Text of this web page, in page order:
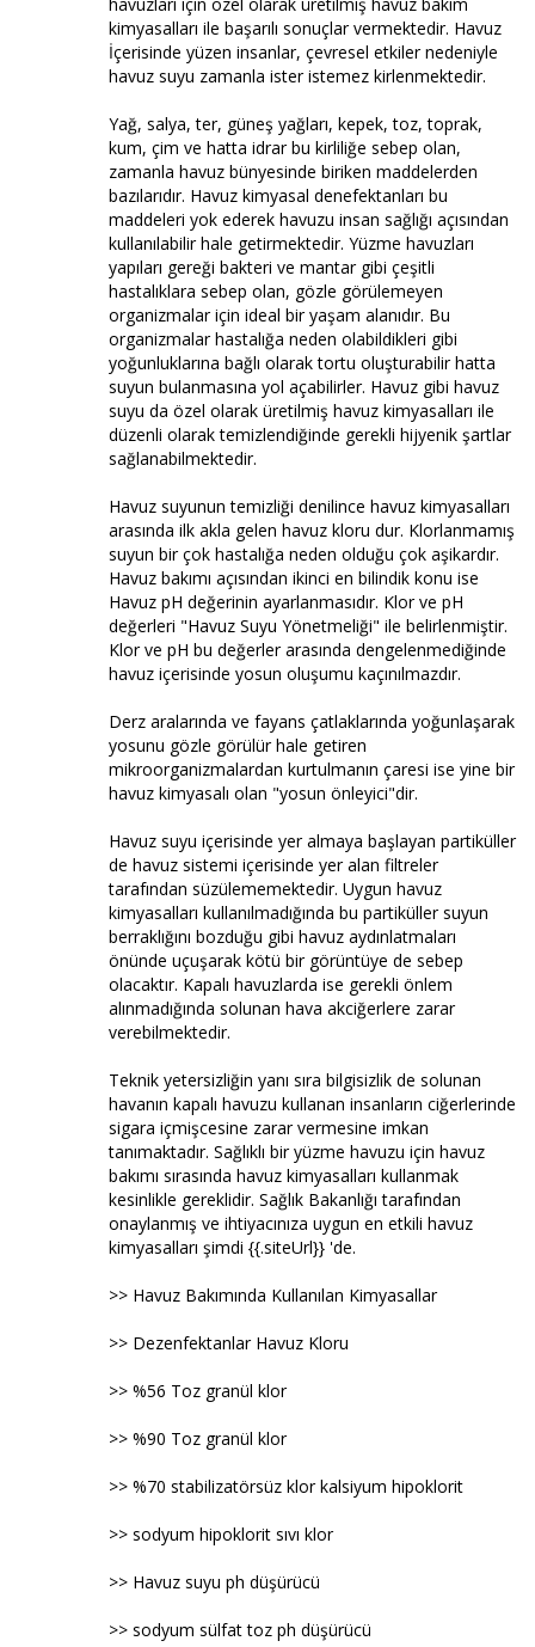
kimyasalları ile başarılı sonuçlar vermektedir. Havuz
İçerisinde yüzen insanlar, çevresel etkiler nedeniyle
havuz suyu zamanla ister istemez kirlenmektedir.
Yağ, salya, ter, güneş yağları, kepek, toz, toprak,
kum, çim ve hatta idrar bu kirliliğe sebep olan,
zamanla havuz bünyesinde biriken maddelerden
bazılarıdır. Havuz kimyasal denefektanları bu
maddeleri yok ederek havuzu insan sağlığı açısından
kullanılabilir hale getirmektedir. Yüzme havuzları
yapıları gereği bakteri ve mantar gibi çeşitli
hastalıklara sebep olan, gözle görülemeyen
organizmalar için ideal bir yaşam alanıdır. Bu
organizmalar hastalığa neden olabildikleri gibi
yoğunluklarına bağlı olarak tortu oluşturabilir hatta
suyun bulanmasına yol açabilirler. Havuz gibi havuz
suyu da özel olarak üretilmiş havuz kimyasalları ile
düzenli olarak temizlendiğinde gerekli hijyenik şartlar
sağlanabilmektedir.
Havuz suyunun temizliği denilince havuz kimyasalları
arasında ilk akla gelen havuz kloru dur. Klorlanmamış
suyun bir çok hastalığa neden olduğu çok aşikardır.
Havuz bakımı açısından ikinci en bilindik konu ise
Havuz pH değerinin ayarlanmasıdır. Klor ve pH
değerleri "Havuz Suyu Yönetmeliği" ile belirlenmiştir.
Klor ve pH bu değerler arasında dengelenmediğinde
havuz içerisinde yosun oluşumu kaçınılmazdır.
Derz aralarında ve fayans çatlaklarında yoğunlaşarak
yosunu gözle görülür hale getiren
mikroorganizmalardan kurtulmanın çaresi ise yine bir
havuz kimyasalı olan "yosun önleyici"dir.
Havuz suyu içerisinde yer almaya başlayan partiküller
de havuz sistemi içerisinde yer alan filtreler
tarafından süzülememektedir. Uygun havuz
kimyasalları kullanılmadığında bu partiküller suyun
berraklığını bozduğu gibi havuz aydınlatmaları
önünde uçuşarak kötü bir görüntüye de sebep
olacaktır. Kapalı havuzlarda ise gerekli önlem
alınmadığında solunan hava akciğerlere zarar
verebilmektedir.
Teknik yetersizliğin yanı sıra bilgisizlik de solunan
havanın kapalı havuzu kullanan insanların ciğerlerinde
sigara içmişcesine zarar vermesine imkan
tanımaktadır. Sağlıklı bir yüzme havuzu için havuz
bakımı sırasında havuz kimyasalları kullanmak
kesinlikle gereklidir. Sağlık Bakanlığı tarafından
onaylanmış ve ihtiyacınıza uygun en etkili havuz
kimyasalları şimdi {{.siteUrl}} 'de.
>> Havuz Bakımında Kullanılan Kimyasallar
>> Dezenfektanlar Havuz Kloru
>> %56 Toz granül klor
>> %90 Toz granül klor
>> %70 stabilizatörsüz klor kalsiyum hipoklorit
>> sodyum hipoklorit sıvı klor
>> Havuz suyu ph düşürücü
>> sodyum sülfat toz ph düşürücü